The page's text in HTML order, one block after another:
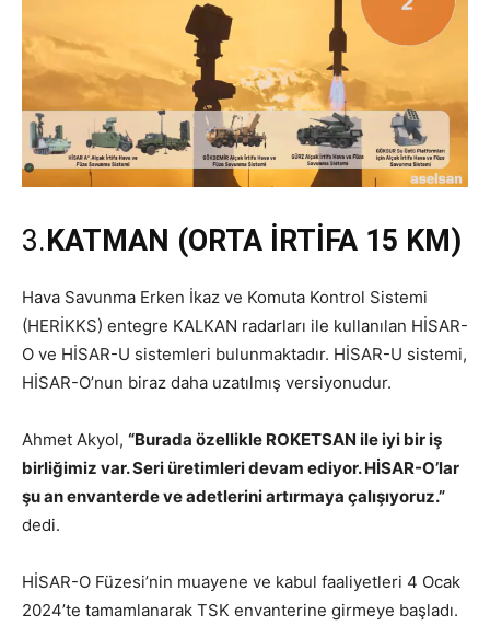
3. KATMAN (ORTA İRTİFA 15 KM)
Hava Savunma Erken İkaz ve Komuta Kontrol Sistemi
(HERİKKS) entegre KALKAN radarları ile kullanılan HİSAR-
O ve HİSAR-U sistemleri bulunmaktadır. HİSAR-U sistemi,
HİSAR-O’nun biraz daha uzatılmış versiyonudur.
Ahmet Akyol, “Burada özellikle ROKETSAN ile iyi bir iş
birliğimiz var. Seri üretimleri devam ediyor. HİSAR-O’lar
şu an envanterde ve adetlerini artırmaya çalışıyoruz.”
dedi.
HİSAR-O Füzesi’nin muayene ve kabul faaliyetleri 4 Ocak
2024’te tamamlanarak TSK envanterine girmeye başladı.